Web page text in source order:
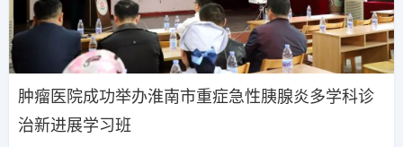
肿瘤医院成功举办淮南市重症急性胰腺炎多学科诊
治新进展学习班